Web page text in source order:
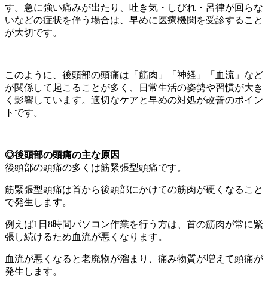
す。急に強い痛みが出たり、吐き気・しびれ・呂律が回らな
いなどの症状を伴う場合は、早めに医療機関を受診すること
が大切です。
このように、後頭部の頭痛は「筋肉」「神経」「血流」など
が関係して起こることが多く、日常生活の姿勢や習慣が大き
く影響しています。適切なケアと早めの対処が改善のポイン
トです。
◎後頭部の頭痛の主な原因
後頭部の頭痛の多くは筋緊張型頭痛です。
筋緊張型頭痛は首から後頭部にかけての筋肉が硬くなること
で発生します。
例えば1日8時間パソコン作業を行う方は、首の筋肉が常に緊
張し続けるため血流が悪くなります。
血流が悪くなると老廃物が溜まり、痛み物質が増えて頭痛が
発生します。